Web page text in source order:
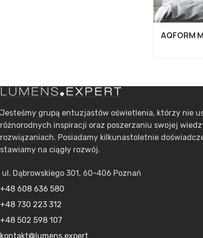
AQFORM
Jesteśmy grupą entuzjastów oświetlenia, którzy nie
różnorodnych inspiracji oraz poszerzaniu swojej
rozwiązaniach. Posiadamy kilkunastoletnie
stawiamy na ciągły rozwój.
ul. Dąbrowskiego 301, 60-406 Poznań
+48 608 636 580
+48 730 223 312
+48 502 598 107
kontakt@lumens.expert